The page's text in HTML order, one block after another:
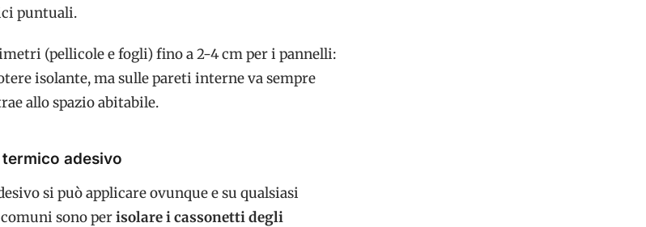
puntuali.
(pellicole e fogli) fino a 2-4 cm per i pannelli:
isolante, ma sulle pareti interne va sempre
allo spazio abitabile.
adesivo
si può applicare ovunque e su qualsiasi
sono perisolare i cassonetti degli